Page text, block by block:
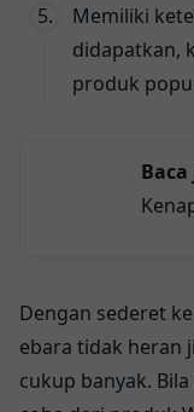
Memiliki
didapatkan,
produk
Dengan sederet
ebara tidak heran
cukup banyak.